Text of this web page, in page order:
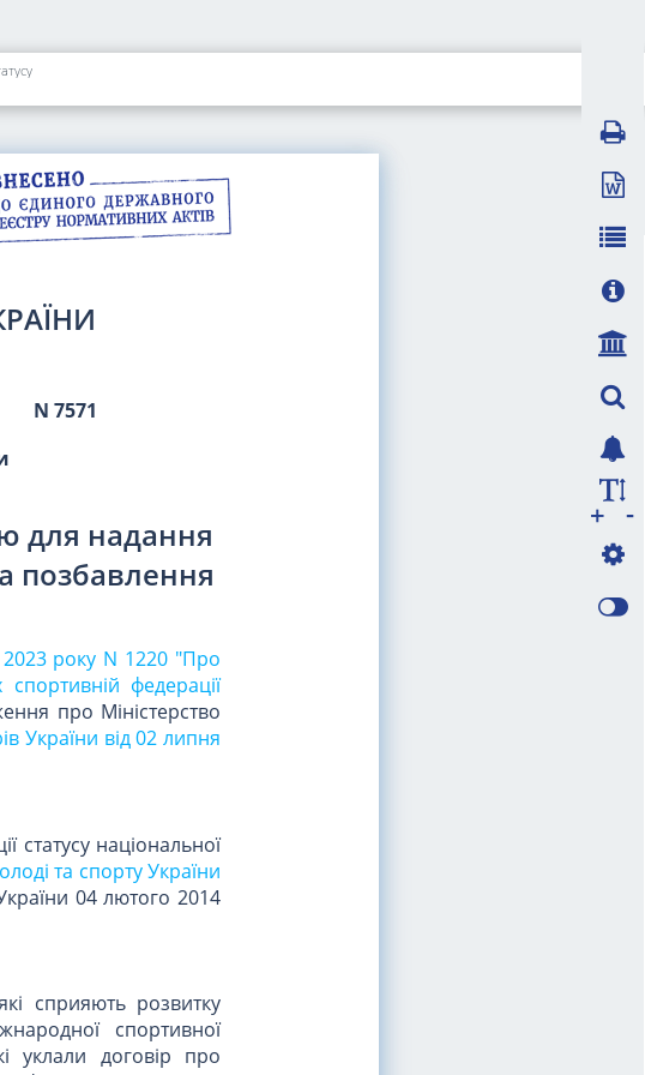
N 7571
для надання
позбавлення
2023 року N 1220 "Про
федерації
про Міністерство
України від 02 липня
статусу національної
та спорту України
04 лютого 2014
сприяють розвитку
спортивної
уклали договір про
-
+